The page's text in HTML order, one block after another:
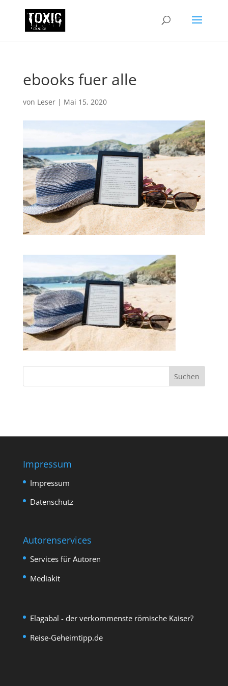
ebooks fuer alle
von Leser| Mai 15, 2020
Impressum
Impressum
Datenschutz
Autorenservices
Services für Autoren
Mediakit
Elagabal - der verkommenste römische Kaiser?
Reise-Geheimtipp.de